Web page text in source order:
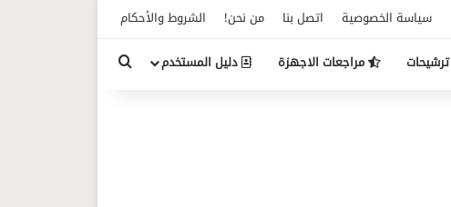
سياسة الخصوصية اتصل بنا من نحن!
الشروط والأحكام
ترشيحات مراجعات الاجهزة دليل المستخدم بحث عن